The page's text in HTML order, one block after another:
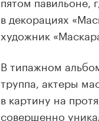
в декорациях
художник
В типажном
труппа, актеры
в картину на
совершенно